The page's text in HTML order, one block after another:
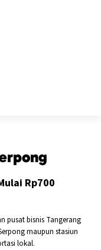
Rp700
pusat bisnis Tangerang
maupun stasiun
lokal.